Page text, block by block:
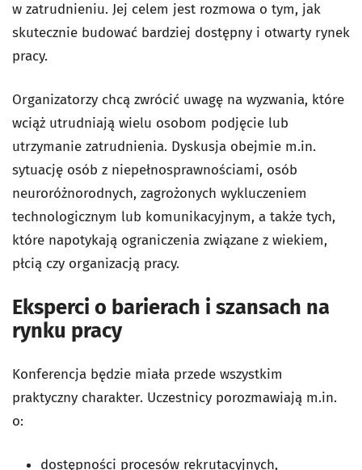
w zatrudnieniu. Jej celem jest rozmowa o tym, jak
skutecznie budować bardziej dostępny i otwarty rynek
pracy.
Organizatorzy chcą zwrócić uwagę na wyzwania, które
wciąż utrudniają wielu osobom podjęcie lub
utrzymanie zatrudnienia. Dyskusja obejmie m.in.
sytuację osób z niepełnosprawnościami, osób
neuroróżnorodnych, zagrożonych wykluczeniem
technologicznym lub komunikacyjnym, a także tych,
które napotykają ograniczenia związane z wiekiem,
płcią czy organizacją pracy.
Eksperci o barierach i szansach na
rynku pracy
Konferencja będzie miała przede wszystkim
praktyczny charakter. Uczestnicy porozmawiają m.in.
o:
dostępności procesów rekrutacyjnych,